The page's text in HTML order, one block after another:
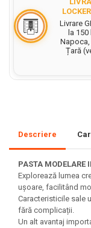
Set acuarele
Culori si vopsele
Acuarele Guase
Pahare, palete
Pensule cu rezervor
Pensule scolare
Pensule scolare set
Lipiciuri
Foarfece pentru
Hartie si carton
Livrare
la
Napoca,
Țară
Descriere
PASTA MODELARE
Explorează lumea
ușoare, facilitând
Caracteristicile sale
fără complicații.
Un alt avantaj